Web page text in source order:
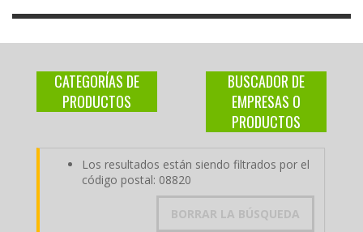
CATEGORÍAS DE
PRODUCTOS
BUSCADOR DE
EMPRESAS O
PRODUCTOS
Los resultados están siendo filtrados por el
código postal: 08820
BORRAR LA BÚSQUEDA